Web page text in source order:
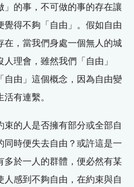
」的事，不可做的事的存在讓
覺得不夠「自由」。假如自由
在，當我們身處一個無人的城
理會，雖然我們「自由」
自由」這個概念，因為自由變
有連繫。
的人是否擁有部分或全部自
同時便失去自由？或許這是一
多於一人的群體，便必然有某
感到不夠自由，在約束與自